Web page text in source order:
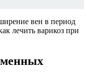
вен в период
лечить варикоз при